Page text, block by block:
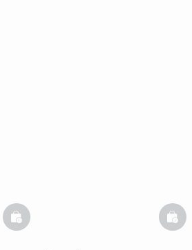
basketfull